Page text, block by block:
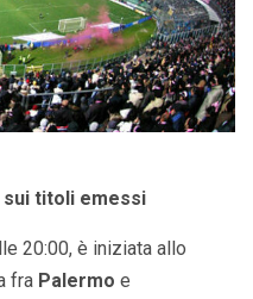
sui titoli emessi
20:00, è iniziata allo
fra Palermo e